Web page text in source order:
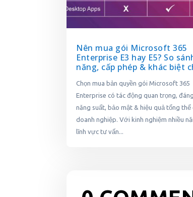
Nên mua gói Microsoft 365
Enterprise E3 hay E5? So
năng, cấp phép & khác biệt
Chọn mua bản quyền gói Microsoft 365
Enterprise có tác động quan trọng,
năng suất, bảo mật & hiệu quả tổng thể
doanh nghiệp. Với kinh nghiệm nhiều
lĩnh vực tư vấn...